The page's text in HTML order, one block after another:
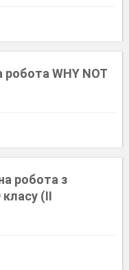
WHY NOT
робота з
(ІІ